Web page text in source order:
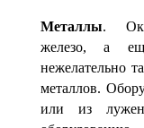
Металлы.
железо, а
нежелательно
металлов.
или из